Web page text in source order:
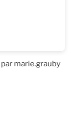
par marie.grauby